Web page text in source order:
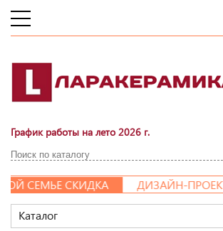
График работы на лето 2026 г.
СЕМЬЕ СКИДКА
ДИЗАЙН-
Каталог